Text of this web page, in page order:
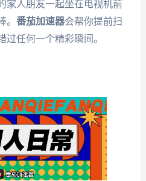
家人朋友一起坐在电视机前
。 番茄加速器会帮你提前扫
过任何一个精彩瞬间。